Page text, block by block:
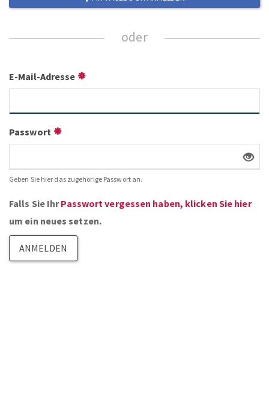
E-Mail-Adresse
Passwort
Geben Sie hier das zugehörige Passwort an.
Falls Sie IhrPasswort vergessen haben, klicken Sie hier
um ein neues setzen.
ANMELDEN